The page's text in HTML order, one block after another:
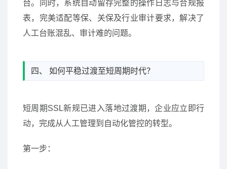
台。同时，系统自动留存完整的操作日志与合规报
表，完美适配等保、关保及行业审计要求，解决了
人工台账混乱、审计难的问题。
四、 如何平稳过渡至短周期时代？
短周期SSL新规已进入落地过渡期，企业应立即行
动，完成从人工管理到自动化管控的转型。
第一步：